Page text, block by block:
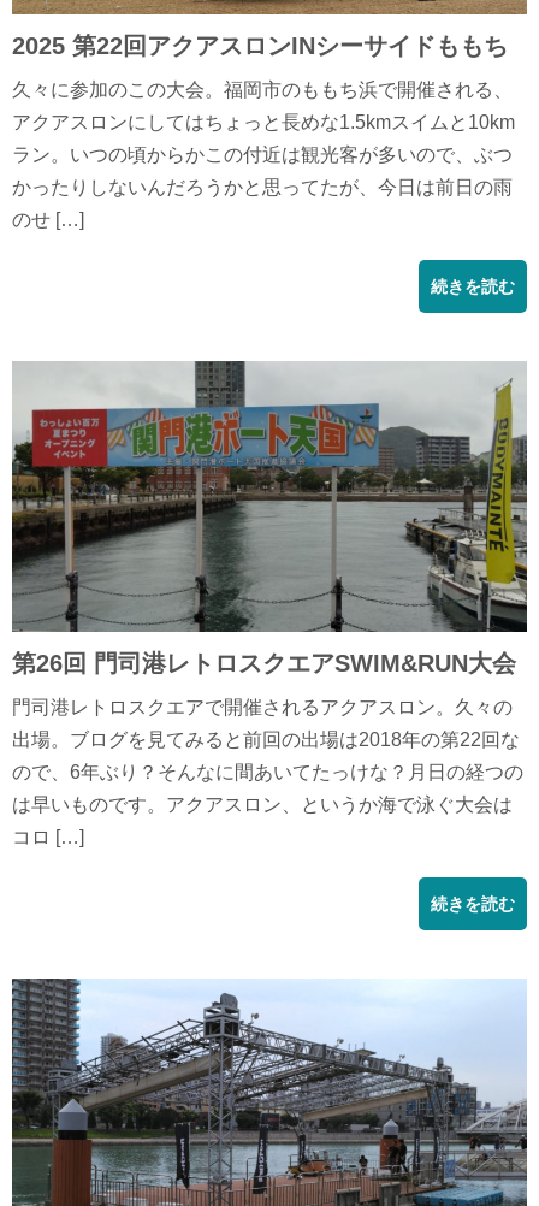
2025 第22回アクアスロンINシーサイドももち
久々に参加のこの大会。福岡市のももち浜で開催される、
アクアスロンにしてはちょっと長めな1.5kmスイムと10km
ラン。いつの頃からかこの付近は観光客が多いので、ぶつ
かったりしないんだろうかと思ってたが、今日は前日の雨
のせ […]
続きを読む
第26回 門司港レトロスクエアSWIM&RUN大会
門司港レトロスクエアで開催されるアクアスロン。久々の
出場。ブログを見てみると前回の出場は2018年の第22回な
ので、6年ぶり？そんなに間あいてたっけな？月日の経つの
は早いものです。アクアスロン、というか海で泳ぐ大会は
コロ […]
続きを読む